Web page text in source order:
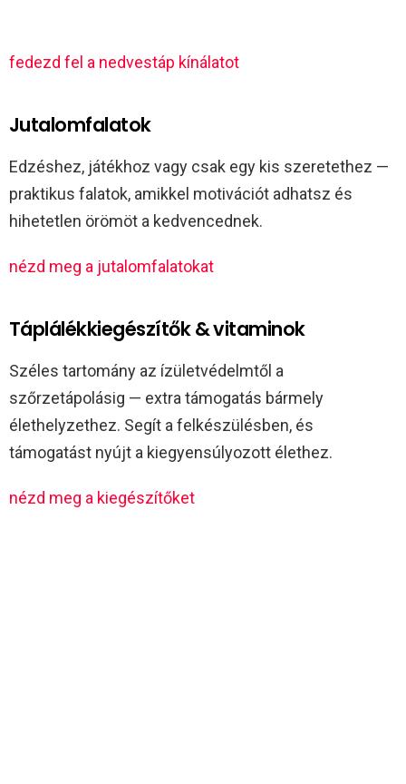
fedezd fel a nedvestáp kínálatot
Jutalomfalatok
Edzéshez, játékhoz vagy csak egy kis szeretethez —
praktikus falatok, amikkel motivációt adhatsz és
hihetetlen örömöt a kedvencednek.
nézd meg a jutalomfalatokat
Táplálékkiegészítők & vitaminok
Széles tartomány az ízületvédelmtől a
szőrzetápolásig — extra támogatás bármely
élethelyzethez. Segít a felkészülésben, és
támogatást nyújt a kiegyensúlyozott élethez.
nézd meg a kiegészítőket